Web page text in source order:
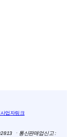
업자링크
ㆍ통신판매업신고 :